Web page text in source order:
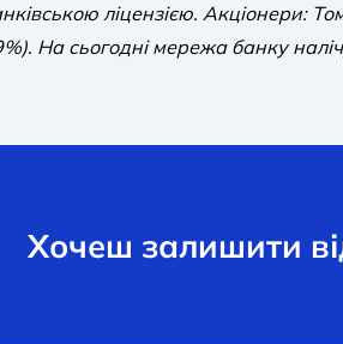
ліцензією. Акціонери:
На сьогодні мережа банку
Хочеш залишити